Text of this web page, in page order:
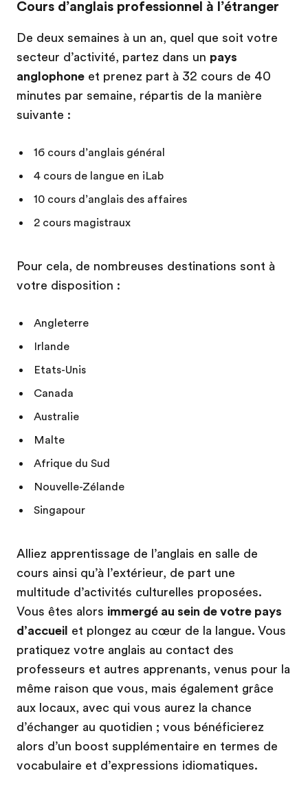
Cours d’anglais professionnel à l’étranger
De deux semaines à un an, quel que soit votre
secteur d’activité, partez dans un pays
anglophone et prenez part à 32 cours de 40
minutes par semaine, répartis de la manière
suivante :
16 cours d’anglais général
4 cours de langue en iLab
10 cours d’anglais des affaires
2 cours magistraux
Pour cela, de nombreuses destinations sont à
votre disposition :
Angleterre
Irlande
Etats-Unis
Canada
Australie
Malte
Afrique du Sud
Nouvelle-Zélande
Singapour
Alliez apprentissage de l’anglais en salle de
cours ainsi qu’à l’extérieur, de part une
multitude d’activités culturelles proposées.
Vous êtes alors immergé au sein de votre pays
d’accueil et plongez au cœur de la langue. Vous
pratiquez votre anglais au contact des
professeurs et autres apprenants, venus pour la
même raison que vous, mais également grâce
aux locaux, avec qui vous aurez la chance
d’échanger au quotidien ; vous bénéficierez
alors d’un boost supplémentaire en termes de
vocabulaire et d’expressions idiomatiques.